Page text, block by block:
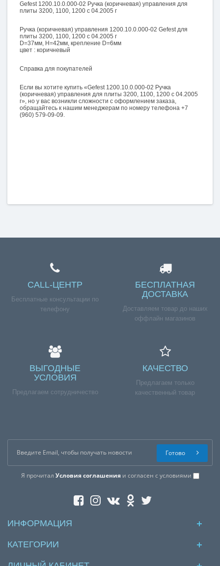
Gefest 1200.10.0.000-02 Ручка (коричневая) управления для
плиты 3200, 1100, 1200 с 04.2005 г
Ручка (коричневая) управления 1200.10.0.000-02 Gefest для
плиты 3200, 1100, 1200 с 04.2005 г
D=37мм, Н=42мм, крепление D=6мм
цвет : коричневый
Справка для покупателей
Если вы хотите купить «Gefest 1200.10.0.000-02 Ручка
(коричневая) управления для плиты 3200, 1100, 1200 с 04.2005
г», но у вас возникли сложности с оформлением заказа,
обращайтесь к нашим менеджерам по номеру телефона +7
(960) 579-09-09.
CALL-ЦЕНТР
Бесплатные консультации по
телефону
БЕСПЛАТНАЯ
ДОСТАВКА
Доставляем товар до наших
оффлайн магазинов
ВЫГОДНЫЕ
УСЛОВИЯ
Предлагаем сотрудничество
КАЧЕСТВО
Предлагаем только
качественный товар
Я прочитал Условия соглашенияи согласен с условиями
Готово
ИНФОРМАЦИЯ
КАТЕГОРИИ